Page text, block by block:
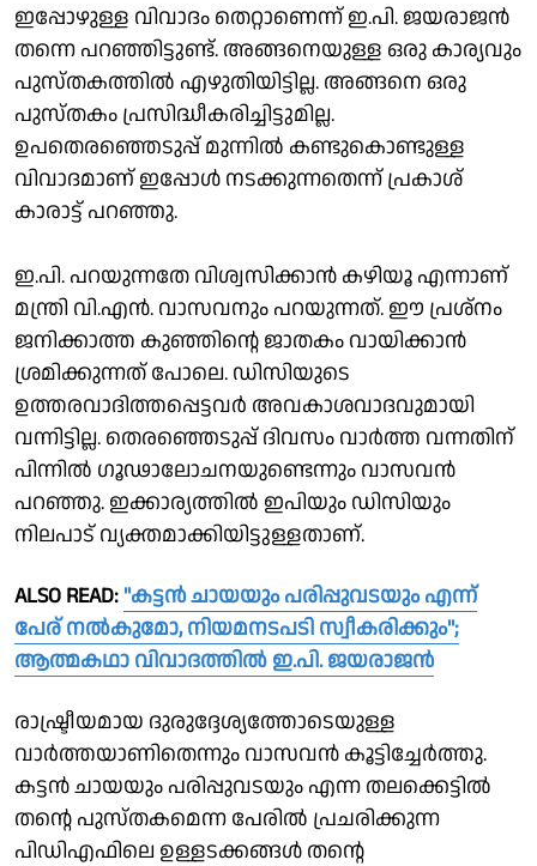
ഇപ്പോഴുള്ള വിവാദം തെറ്റാണെന്ന് ഇ.പി. ജയരാജന്‍
തന്നെ പറഞ്ഞിട്ടുണ്ട്. അങ്ങനെയുള്ള ഒരു കാര്യവും
പുസ്തകത്തില്‍ എഴുതിയിട്ടില്ല. അങ്ങനെ ഒരു
പുസ്തകം പ്രസിദ്ധീകരിച്ചിട്ടുമില്ല.
ഉപതെരഞ്ഞെടുപ്പ് മുന്നില്‍ കണ്ടുകൊണ്ടുള്ള
വിവാദമാണ് ഇപ്പോള്‍ നടക്കുന്നതെന്ന് പ്രകാശ്
കാരാട്ട് പറഞ്ഞു.
ഇ.പി. പറയുന്നതേ വിശ്വസിക്കാന്‍ കഴിയൂ എന്നാണ്
മന്ത്രി വി.എന്‍. വാസവനും പറയുന്നത്. ഈ പ്രശ്‌നം
ജനിക്കാത്ത കുഞ്ഞിന്റെ ജാതകം വായിക്കാന്‍
ശ്രമിക്കുന്നത് പോലെ. ഡിസിയുടെ
ഉത്തരവാദിത്തപ്പെട്ടവര്‍ അവകാശവാദവുമായി
വന്നിട്ടില്ല. തെരഞ്ഞെടുപ്പ് ദിവസം വാര്‍ത്ത വന്നതിന്
പിന്നില്‍ ഗൂഢാലോചനയുണ്ടെന്നും വാസവന്‍
പറഞ്ഞു. ഇക്കാര്യത്തില്‍ ഇപിയും ഡിസിയും
നിലപാട് വ്യക്തമാക്കിയിട്ടുള്ളതാണ്.
ALSO READ: "കട്ടൻ ചായയും പരിപ്പുവടയും എന്ന്
പേര് നൽകുമോ, നിയമനടപടി സ്വീകരിക്കും";
ആത്മകഥാ വിവാദത്തിൽ ഇ.പി. ജയരാജൻ
രാഷ്ട്രീയമായ ദുരുദ്ദേശ്യത്തോടെയുള്ള
വാര്‍ത്തയാണിതെന്നും വാസവന്‍ കൂട്ടിച്ചേര്‍ത്തു.
കട്ടന്‍ ചായയും പരിപ്പുവടയും എന്ന തലക്കെട്ടില്‍
തന്റെ പുസ്തകമെന്ന പേരില്‍ പ്രചരിക്കുന്ന
പിഡിഎഫിലെ ഉള്ളടക്കങ്ങള്‍ തന്റെ